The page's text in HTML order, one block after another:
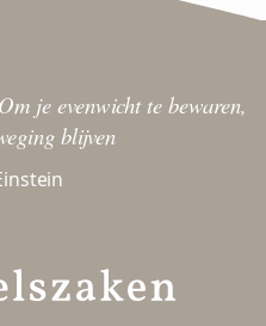
je evenwicht te bewaren,
blijven